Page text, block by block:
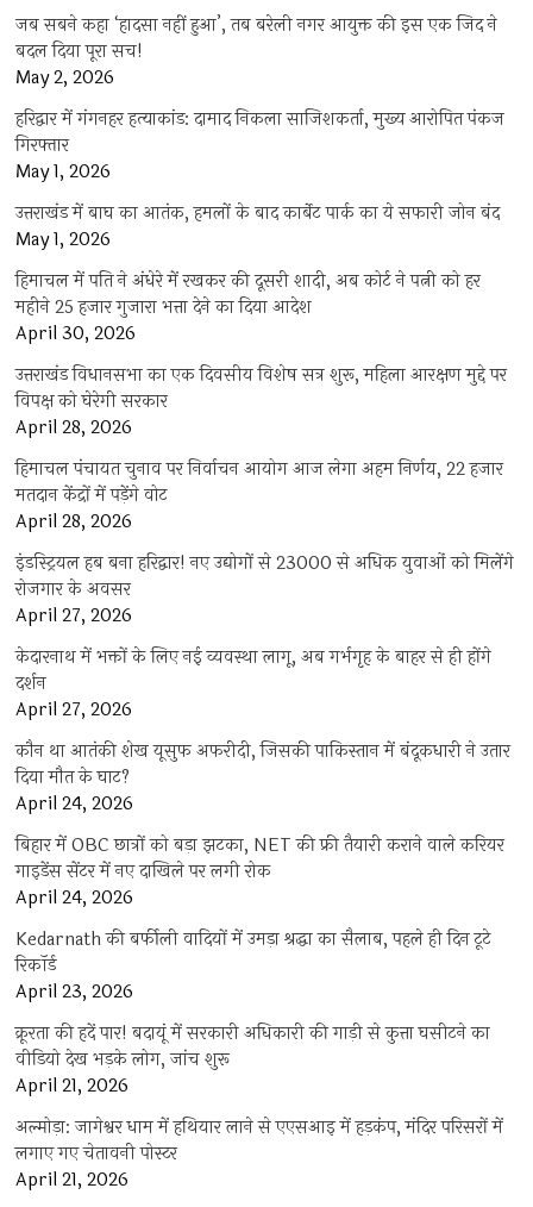
जब सबने कहा ‘हादसा नहीं हुआ’, तब बरेली नगर आयुक्त की इस एक जिद ने
बदल दिया पूरा सच!
May 2, 2026
हरिद्वार में गंगनहर हत्याकांड: दामाद निकला साजिशकर्ता, मुख्य आरोपित पंकज
गिरफ्तार
May 1, 2026
उत्तराखंड में बाघ का आतंक, हमलों के बाद कार्बेट पार्क का ये सफारी जोन बंद
May 1, 2026
हिमाचल में पति ने अंधेरे में रखकर की दूसरी शादी, अब कोर्ट ने पत्नी को हर
महीने 25 हजार गुजारा भत्ता देने का दिया आदेश
April 30, 2026
उत्तराखंड विधानसभा का एक दिवसीय विशेष सत्र शुरू, महिला आरक्षण मुद्दे पर
विपक्ष को घेरेगी सरकार
April 28, 2026
हिमाचल पंचायत चुनाव पर निर्वाचन आयोग आज लेगा अहम निर्णय, 22 हजार
मतदान केंद्रों में पड़ेंगे वोट
April 28, 2026
इंडस्ट्रियल हब बना हरिद्वार! नए उद्योगों से 23000 से अधिक युवाओं को मिलेंगे
रोजगार के अवसर
April 27, 2026
केदारनाथ में भक्तों के लिए नई व्यवस्था लागू, अब गर्भगृह के बाहर से ही होंगे
दर्शन
April 27, 2026
कौन था आतंकी शेख यूसुफ अफरीदी, जिसकी पाकिस्तान में बंदूकधारी ने उतार
दिया मौत के घाट?
April 24, 2026
बिहार में OBC छात्रों को बड़ा झटका, NET की फ्री तैयारी कराने वाले करियर
गाइडेंस सेंटर में नए दाखिले पर लगी रोक
April 24, 2026
Kedarnath की बर्फीली वादियों में उमड़ा श्रद्धा का सैलाब, पहले ही दिन टूटे
रिकॉर्ड
April 23, 2026
क्रूरता की हदें पार! बदायूं में सरकारी अधिकारी की गाड़ी से कुत्ता घसीटने का
वीडियो देख भड़के लोग, जांच शुरू
April 21, 2026
अल्मोड़ा: जागेश्वर धाम में हथियार लाने से एएसआइ में हड़कंप, मंदिर परिसरों में
लगाए गए चेतावनी पोस्टर
April 21, 2026